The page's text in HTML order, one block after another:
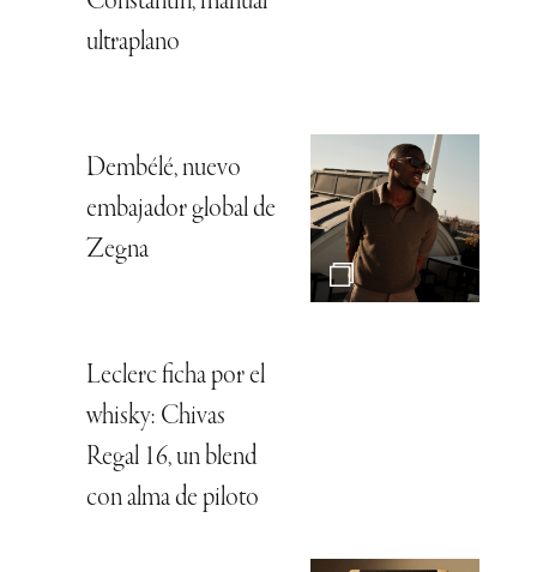
ultraplano
Dembélé, nuevo
embajador global de
Zegna
Leclerc ficha por el
whisky: Chivas
Regal 16, un blend
con alma de piloto